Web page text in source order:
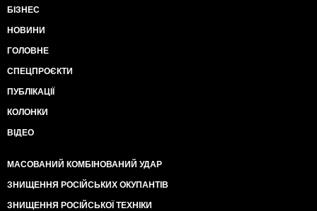
БІЗНЕС
НОВИНИ
ГОЛОВНЕ
СПЕЦПРОЄКТИ
ПУБЛІКАЦІЇ
КОЛОНКИ
ВІДЕО
МАСОВАНИЙ КОМБІНОВАНИЙ УДАР
ЗНИЩЕННЯ РОСІЙСЬКИХ ОКУПАНТІВ
ЗНИЩЕННЯ РОСІЙСЬКОЇ ТЕХНІКИ